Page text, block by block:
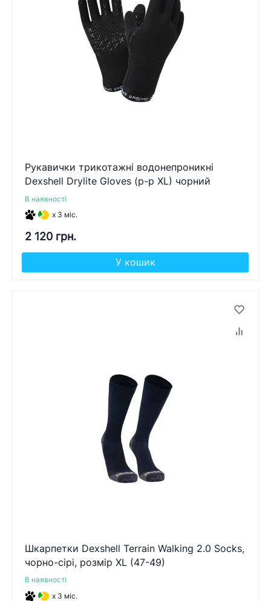
Рукавички трикотажні водонепроникні
Dexshell Drylite Gloves (р-р XL) чорний
В наявності
x 3 міс.
2 120 грн.
У кошик
Шкарпетки Dexshell Terrain Walking 2.0 Socks,
чорно-сірі, розмір XL (47-49)
В наявності
x 3 міс.